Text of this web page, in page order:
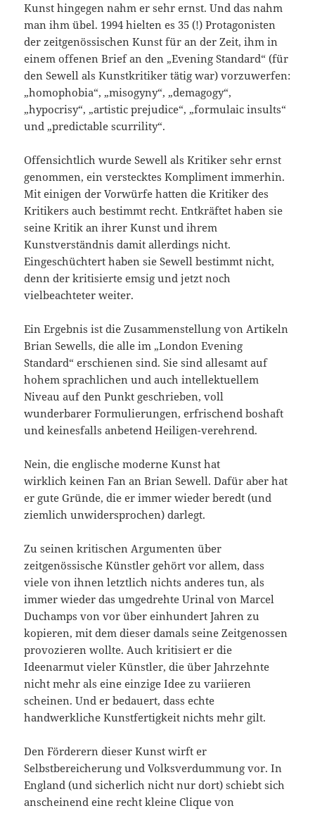
Kunst hingegen nahm er sehr ernst. Und das nahm
man ihm übel. 1994 hielten es 35 (!) Protagonisten
der zeitgenössischen Kunst für an der Zeit, ihm in
einem offenen Brief an den „Evening Standard“ (für
den Sewell als Kunstkritiker tätig war) vorzuwerfen:
„homophobia“, „misogyny“, „demagogy“,
„hypocrisy“, „artistic prejudice“, „formulaic insults“
und „predictable scurrility“.
Offensichtlich wurde Sewell als Kritiker sehr ernst
genommen, ein verstecktes Kompliment immerhin.
Mit einigen der Vorwürfe hatten die Kritiker des
Kritikers auch bestimmt recht. Entkräftet haben sie
seine Kritik an ihrer Kunst und ihrem
Kunstverständnis damit allerdings nicht.
Eingeschüchtert haben sie Sewell bestimmt nicht,
denn der kritisierte emsig und jetzt noch
vielbeachteter weiter.
Ein Ergebnis ist die Zusammenstellung von Artikeln
Brian Sewells, die alle im „London Evening
Standard“ erschienen sind. Sie sind allesamt auf
hohem sprachlichen und auch intellektuellem
Niveau auf den Punkt geschrieben, voll
wunderbarer Formulierungen, erfrischend boshaft
und keinesfalls anbetend Heiligen-verehrend.
Nein, die englische moderne Kunst hat
wirklich keinen Fan an Brian Sewell. Dafür aber hat
er gute Gründe, die er immer wieder beredt (und
ziemlich unwidersprochen) darlegt.
Zu seinen kritischen Argumenten über
zeitgenössische Künstler gehört vor allem, dass
viele von ihnen letztlich nichts anderes tun, als
immer wieder das umgedrehte Urinal von Marcel
Duchamps von vor über einhundert Jahren zu
kopieren, mit dem dieser damals seine Zeitgenossen
provozieren wollte. Auch kritisiert er die
Ideenarmut vieler Künstler, die über Jahrzehnte
nicht mehr als eine einzige Idee zu variieren
scheinen. Und er bedauert, dass echte
handwerkliche Kunstfertigkeit nichts mehr gilt.
Den Förderern dieser Kunst wirft er
Selbstbereicherung und Volksverdummung vor. In
England (und sicherlich nicht nur dort) schiebt sich
anscheinend eine recht kleine Clique von